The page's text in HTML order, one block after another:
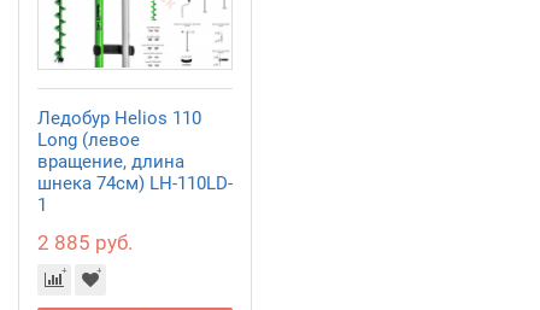
Ледобур Helios 110
Long (левое
вращение, длина
шнека 74см) LH-110LD-
1
2 885 руб.